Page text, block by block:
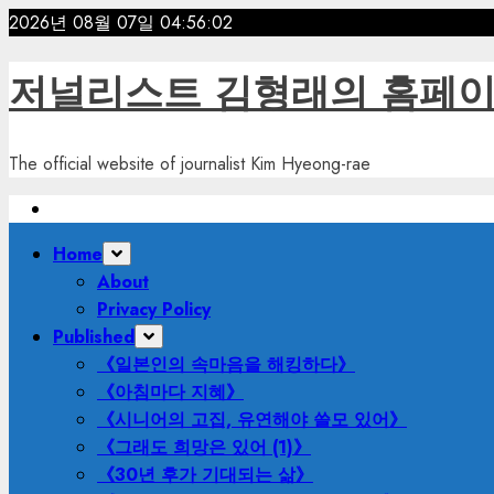
Skip
content
2026년 08월 07일 04:56:03
저널리스트 김형래의 홈페
The official website of journalist Kim Hyeong-rae
PrimaryHome
About
Privacy Policy
Published
《일본인의 속마음을 해킹하다》
《아침마다 지혜》
《시니어의 고집, 유연해야 쓸모 있어》
《그래도 희망은 있어 (1)》
《30년 후가 기대되는 삶》